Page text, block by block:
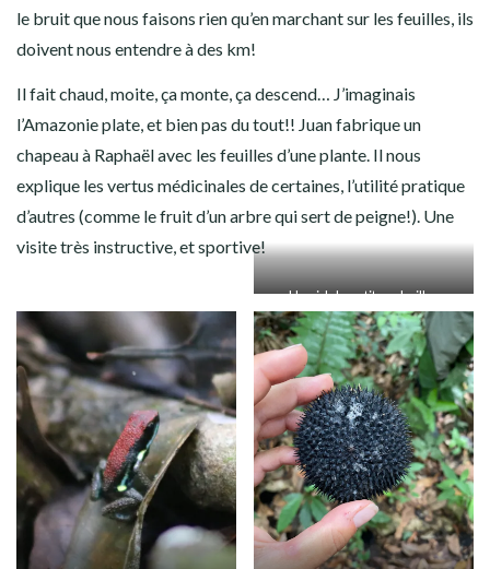
le bruit que nous faisons rien qu’en marchant sur les feuilles, ils
doivent nous entendre à des km!
Il fait chaud, moite, ça monte, ça descend… J’imaginais
l’Amazonie plate, et bien pas du tout!! Juan fabrique un
chapeau à Raphaël avec les feuilles d’une plante. Il nous
explique les vertus médicinales de certaines, l’utilité pratique
d’autres (comme le fruit d’un arbre qui sert de peigne!). Une
visite très instructive, et sportive!
Un nid de petites abeilles